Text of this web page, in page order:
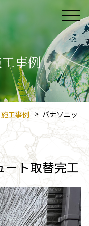
事例
工事例
パナソニッ
ト取替完工